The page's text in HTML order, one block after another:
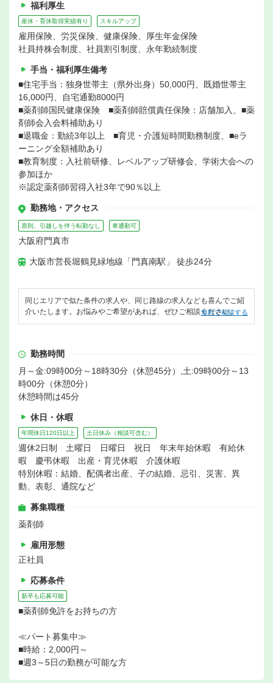
福利厚生
産休・育休取得実績有り スキルアップ
雇用保険、労災保険、健康保険、厚生年金保険
社員持株会制度、社員割引制度、永年勤続制度
手当・福利厚生備考
■住宅手当：独身世帯主（県外出身）50,000円、既婚世帯主
16,000円、自宅通勤8000円
■薬剤師国民健康保険 ■薬剤師賠償責任保険：店舗加入、■薬
剤師会入会料補助あり
■退職金：勤続3年以上 ■育児・介護短時間勤務制度、■eラ
ーニング全額補助あり
■教育制度：入社前研修、レベルアップ研修会、学術大会への
参加ほか
※認定薬剤師習得入社3年で90％以上
勤務地・アクセス
原則、引越しを伴う転勤なし 車通勤可
大阪府門真市
大阪市営長堀鶴見緑地線「門真南駅」 徒歩24分
同じエリアで似た条件の求人や、同じ路線の求人なども喜んでご紹
介いたします。お悩みやご希望があれば、ぜひご相談ください。
無料で相談する
勤務時間
月～金:09時00分～18時30分（休憩45分）,土:09時00分～13
時00分（休憩0分）
休憩時間は45分
休日・休暇
年間休日120日以上 土日休み（相談可含む）
週休2日制 土曜日 日曜日 祝日 年末年始休暇 有給休
暇 慶弔休暇 出産・育児休暇 介護休暇
特別休暇：結婚、配偶者出産、子の結婚、忌引、災害、異
動、表彰、通院など
募集職種
薬剤師
雇用形態
正社員
応募条件
新卒も応募可能
■薬剤師免許をお持ちの方
≪パート募集中≫
■時給：2,000円～
■週3～5日の勤務が可能な方